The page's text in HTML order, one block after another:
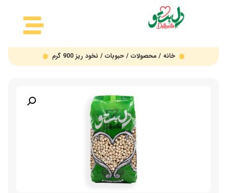
خانه /محصولات /حبوبات / نخود ریز 900 گرم